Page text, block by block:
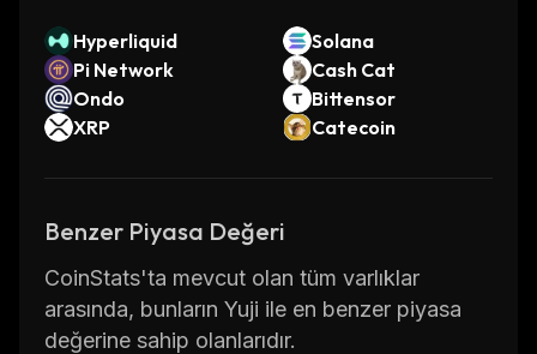
Hyperliquid
Solana
Pi Network
Cash Cat
Ondo
Bittensor
XRP
Catecoin
Benzer Piyasa Değeri
CoinStats'ta mevcut olan tüm varlıklar
arasında, bunların Yuji ile en benzer piyasa
değerine sahip olanlarıdır.